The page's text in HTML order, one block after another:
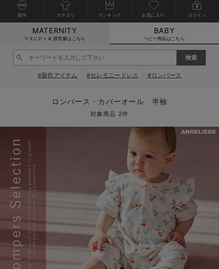
新生児服全て
ツーウェイオール・2WAYオール（新生児）
ベビー服全て
ロンパース・カバーオール
ベビー スカート
ベビートップス
ベビー アウター
ベビー セットアップ
スタイ・よだれかけ（新生児・ベビー）
ベビー帽子（新生児・乳児）
シーズンアイテム全て
ベビー・新生児 寝具全て
ベビーベッド・布団 （ベビー・新生児）
ベビー 雑貨全て
ベビーチェア（ハイローチェア）・ベビーラック
ベビー安全グッズ
ベビーおもちゃ
メモリアルグッズ
授乳・調乳・お食事
哺乳瓶
赤ちゃん 洗剤・洗濯用品・お掃除
お出かけグッズ全て
ベビー｜季節の特集全て
猛暑からベビーを守るひんやりグッズ
ベビー 夏のお役立ちグッズ特集
【素材別】ベビーロンパース特集
袴ロンパース特集
アウトレット全て
【アウトレット】ワンピース
【アウトレット】インナー
【アウトレット】ベビー
特集全て
抗菌防臭加工
冷房対策
接触冷感素材
Tシャツブラ
ブラトップ
親子セット
快適機能ウェア特集 トップス
再入荷全て
再入荷｜インナー
戻る
送料無料アイテム全て
ワンピース
スカート
パジャマ
インナー
雑貨
ベビー
戻る
ブラキャミ おまとめ
MAX55%OFF ブラック
戻る
【37周年祭セール】
【37周年祭セール】
戻る
気温差別オススメア
【15℃】3月下旬～
戻る
動きやすく着回しで
戻る
強撚スムース(コスパ
戻る
マタニティウェア
【おまとめ割】パジ
戻る
こだわりの履き心地
カジュアル
オフィス
戻る
ジャケット派
きれいめ美脚パンツ派
ツィード派
王道シンプル派
セットアップ派
戻る
出産準備応援割全て
マタニティパジャマ
戻る
【オフィスカジュア
戻る
レギンスタイプ
戻る
【フォーマル】ワン
戻る
【ベビー】長袖
戻る
ハンカチ
短肌着
セット
戻る
快適ウェア10%OFF
快適ウェア10%OFF
戻る
春のマタニティワン
セットアップ・ レイ
ジャンパースカート/
ワーク・オフィス
カジュアル
フォーマル / オケー
あったかアイテム｜
戻る
Gift Selection 出産
〜3,000円（税込）
10,001円（税込）〜
女の子におススメの
男の子におススメの
定番ギフト
もらって嬉しいギフト
かわいくておもしろ
何枚あっても嬉しい
戻る
冬の冷え対策インナ
薄くてあったか
保温&リカバリー
レギンス・タイツ
カップ付きインナー
あったか度◎
裏起毛素材
戻る
入院準備の持ち物チ
入院してすぐ使うグ
戻る
冬のあったか特集全て
【冬のあったか特集
【冬のあったか特集
新作 カテゴリ ランキング お気に入り ログイン
MATERNITY
マタニティ & 授乳服はこちら
BABY
ベビー用品はこちら
#新作アイテム #セレモニードレス #ロンパース
ロンパース・カバーオール 半袖
対象商品 2件
カートに入れる
閉じる